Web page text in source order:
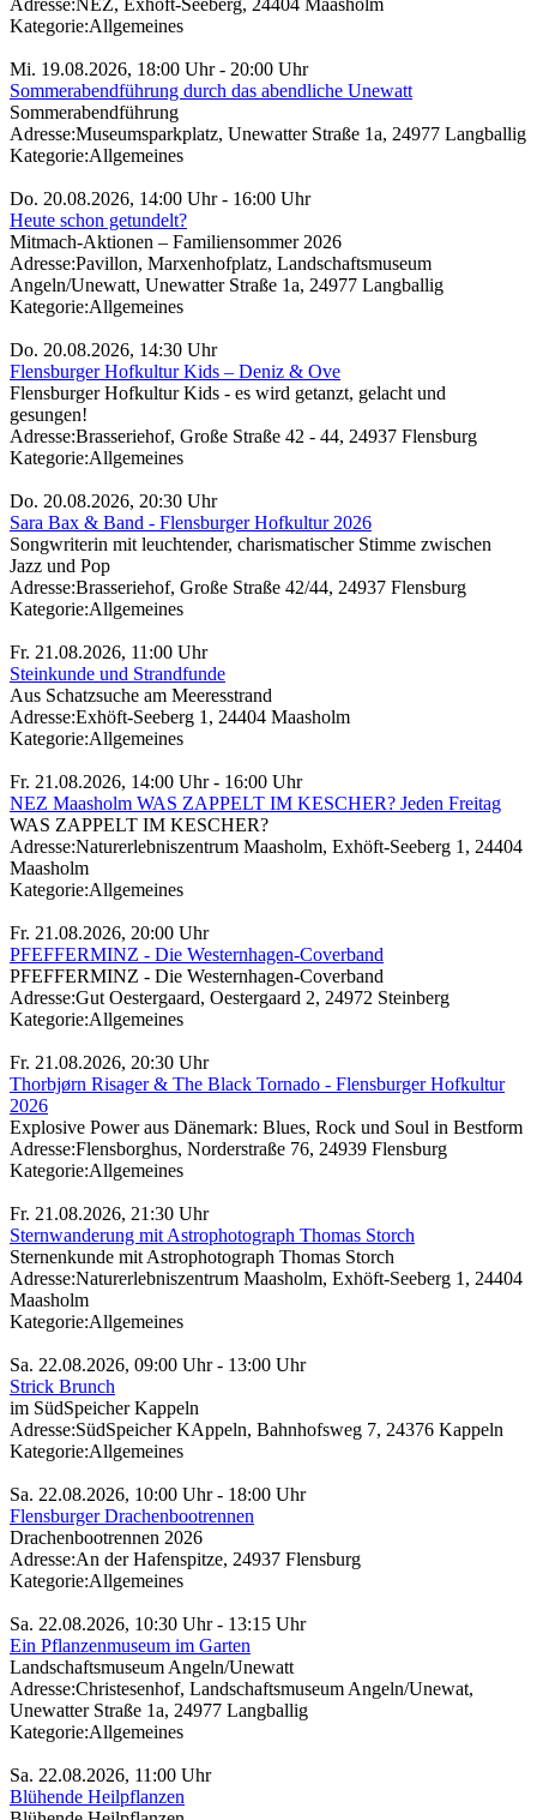
Kategorie:Allgemeines
Mi. 19.08.2026, 18:00 Uhr - 20:00 Uhr
Sommerabendführung durch das abendliche Unewatt
Sommerabendführung
Adresse:Museumsparkplatz, Unewatter Straße 1a, 24977 Langballig
Kategorie:Allgemeines
Do. 20.08.2026, 14:00 Uhr - 16:00 Uhr
Heute schon getundelt?
Mitmach-Aktionen – Familiensommer 2026
Adresse:Pavillon, Marxenhofplatz, Landschaftsmuseum
Angeln/Unewatt, Unewatter Straße 1a, 24977 Langballig
Kategorie:Allgemeines
Do. 20.08.2026, 14:30 Uhr
Flensburger Hofkultur Kids – Deniz & Ove
Flensburger Hofkultur Kids - es wird getanzt, gelacht und
gesungen!
Adresse:Brasseriehof, Große Straße 42 - 44, 24937 Flensburg
Kategorie:Allgemeines
Do. 20.08.2026, 20:30 Uhr
Sara Bax & Band - Flensburger Hofkultur 2026
Songwriterin mit leuchtender, charismatischer Stimme zwischen
Jazz und Pop
Adresse:Brasseriehof, Große Straße 42/44, 24937 Flensburg
Kategorie:Allgemeines
Fr. 21.08.2026, 11:00 Uhr
Steinkunde und Strandfunde
Aus Schatzsuche am Meeresstrand
Adresse:Exhöft-Seeberg 1, 24404 Maasholm
Kategorie:Allgemeines
Fr. 21.08.2026, 14:00 Uhr - 16:00 Uhr
NEZ Maasholm WAS ZAPPELT IM KESCHER? Jeden Freitag
WAS ZAPPELT IM KESCHER?
Adresse:Naturerlebniszentrum Maasholm, Exhöft-Seeberg 1, 24404
Maasholm
Kategorie:Allgemeines
Fr. 21.08.2026, 20:00 Uhr
PFEFFERMINZ - Die Westernhagen-Coverband
PFEFFERMINZ - Die Westernhagen-Coverband
Adresse:Gut Oestergaard, Oestergaard 2, 24972 Steinberg
Kategorie:Allgemeines
Fr. 21.08.2026, 20:30 Uhr
Thorbjørn Risager & The Black Tornado - Flensburger Hofkultur
2026
Explosive Power aus Dänemark: Blues, Rock und Soul in Bestform
Adresse:Flensborghus, Norderstraße 76, 24939 Flensburg
Kategorie:Allgemeines
Fr. 21.08.2026, 21:30 Uhr
Sternwanderung mit Astrophotograph Thomas Storch
Sternenkunde mit Astrophotograph Thomas Storch
Adresse:Naturerlebniszentrum Maasholm, Exhöft-Seeberg 1, 24404
Maasholm
Kategorie:Allgemeines
Sa. 22.08.2026, 09:00 Uhr - 13:00 Uhr
Strick Brunch
im SüdSpeicher Kappeln
Adresse:SüdSpeicher KAppeln, Bahnhofsweg 7, 24376 Kappeln
Kategorie:Allgemeines
Sa. 22.08.2026, 10:00 Uhr - 18:00 Uhr
Flensburger Drachenbootrennen
Drachenbootrennen 2026
Adresse:An der Hafenspitze, 24937 Flensburg
Kategorie:Allgemeines
Sa. 22.08.2026, 10:30 Uhr - 13:15 Uhr
Ein Pflanzenmuseum im Garten
Landschaftsmuseum Angeln/Unewatt
Adresse:Christesenhof, Landschaftsmuseum Angeln/Unewat,
Unewatter Straße 1a, 24977 Langballig
Kategorie:Allgemeines
Sa. 22.08.2026, 11:00 Uhr
Blühende Heilpflanzen